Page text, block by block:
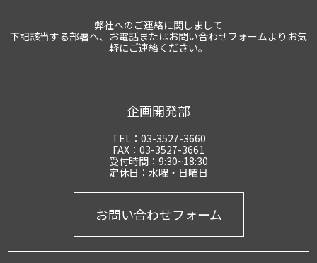
弊社へのご連絡に関しまして
下記該当する部署へ、お電話またはお問い合わせフォームよりお気
軽にご連絡ください。
企画開発部
TEL：03-3527-3660
FAX：03-3527-3661
受付時間：9:30~18:30
定休日：水曜・日曜日
お問い合わせフォーム